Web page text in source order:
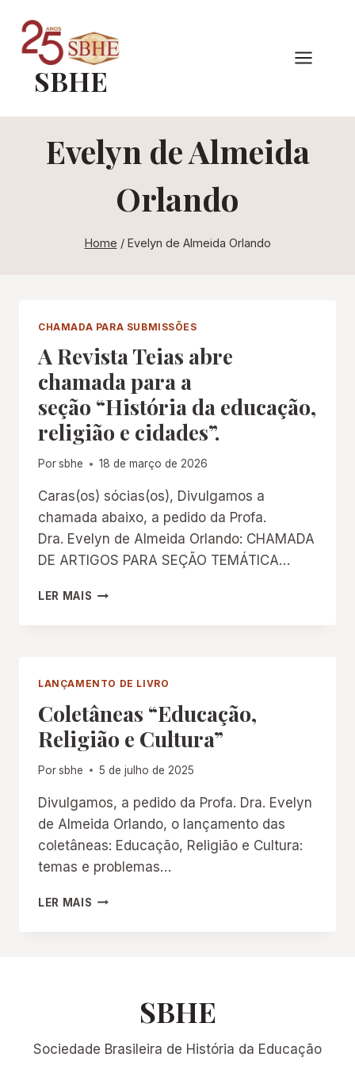
para
ConteúdoSBHE
Evelyn de Almeida
Orlando
Home / Evelyn de Almeida Orlando
CHAMADA PARA SUBMISSÕES
A Revista Teias abre
chamada para a
seção “História da educação,
religião e cidades”.
Porsbhe 18 de março de 2026
Caras(os) sócias(os), Divulgamos a
chamada abaixo, a pedido da Profa.
Dra. Evelyn de Almeida Orlando: CHAMADA
DE ARTIGOS PARA SEÇÃO TEMÁTICA…
LER MAIS A REVISTA
EDUCAÇÃO,
RELIGIÃO
E
LANÇAMENTO DE LIVRO
Coletâneas “Educação,
Religião e Cultura”
Porsbhe 5 de julho de 2025
Divulgamos, a pedido da Profa. Dra. Evelyn
de Almeida Orlando, o lançamento das
coletâneas: Educação, Religião e Cultura:
temas e problemas…
LER MAIS COLETÂNEAS
SBHE
Sociedade Brasileira de História da Educação